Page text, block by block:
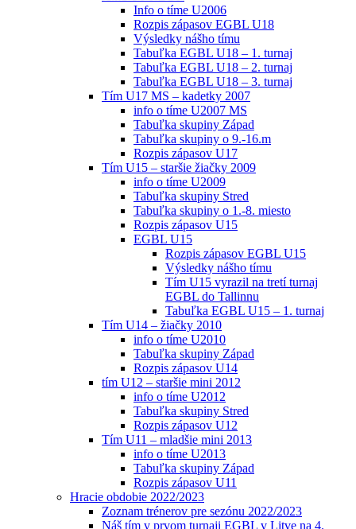
Info o tíme U2006
Rozpis zápasov EGBL U18
Výsledky nášho tímu
Tabuľka EGBL U18 – 1. turnaj
Tabuľka EGBL U18 – 2. turnaj
Tabuľka EGBL U18 – 3. turnaj
Tím U17 MS – kadetky 2007
info o tíme U2007 MS
Tabuľka skupiny Západ
Tabuľka skupiny o 9.-16.m
Rozpis zápasov U17
Tím U15 – staršie žiačky 2009
info o tíme U2009
Tabuľka skupiny Stred
Tabuľka skupiny o 1.-8. miesto
Rozpis zápasov U15
EGBL U15
Rozpis zápasov EGBL U15
Výsledky nášho tímu
Tím U15 vyrazil na tretí turnaj
EGBL do Tallinnu
Tabuľka EGBL U15 – 1. turnaj
Tím U14 – žiačky 2010
info o tíme U2010
Tabuľka skupiny Západ
Rozpis zápasov U14
tím U12 – staršie mini 2012
info o tíme U2012
Tabuľka skupiny Stred
Rozpis zápasov U12
Tím U11 – mladšie mini 2013
info o tíme U2013
Tabuľka skupiny Západ
Rozpis zápasov U11
Hracie obdobie 2022/2023
Zoznam trénerov pre sezónu 2022/2023
Náš tím v prvom turnaji EGBL v Litve na 4.